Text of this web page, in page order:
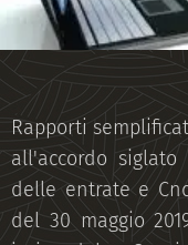
Rapporti
all'accordo
delle entrate e
del 30 maggio